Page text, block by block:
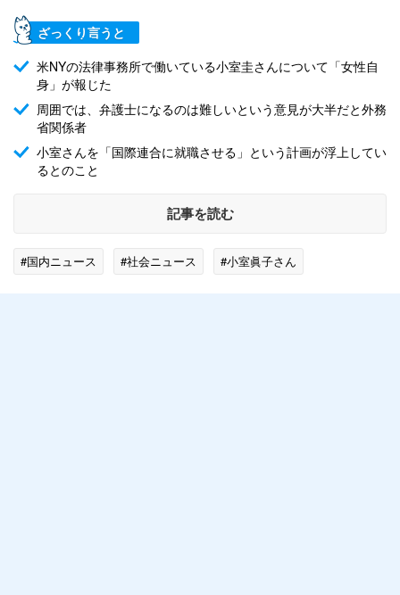
ざっくり言うと
米NYの法律事務所で働いている小室圭さんについて「女性自
身」が報じた
周囲では、弁護士になるのは難しいという意見が大半だと外務
省関係者
小室さんを「国際連合に就職させる」という計画が浮上してい
るとのこと
記事を読む
#国内ニュース #社会ニュース #小室眞子さん